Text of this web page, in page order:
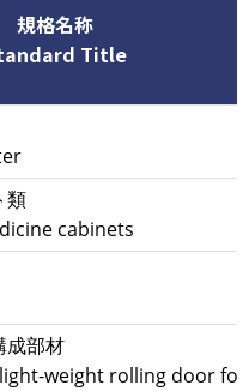
規格名称
Title
類
cabinets
成部材
weight rolling door for